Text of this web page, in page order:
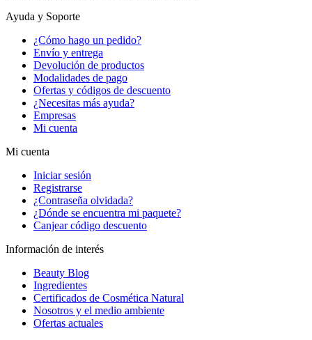
Ayuda y Soporte
¿Cómo hago un pedido?
Envío y entrega
Devolución de productos
Modalidades de pago
Ofertas y códigos de descuento
¿Necesitas más ayuda?
Empresas
Mi cuenta
Mi cuenta
Iniciar sesión
Registrarse
¿Contraseña olvidada?
¿Dónde se encuentra mi paquete?
Canjear código descuento
Información de interés
Beauty Blog
Ingredientes
Certificados de Cosmética Natural
Nosotros y el medio ambiente
Ofertas actuales